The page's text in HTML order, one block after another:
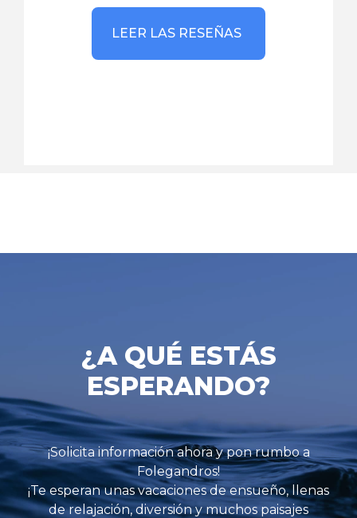
LEER LAS RESEÑAS
¿A QUÉ ESTÁS
ESPERANDO?
¡Solicita información ahora y pon rumbo a
Folegandros!
¡Te esperan unas vacaciones de ensueño, llenas
de relajación, diversión y muchos paisajes